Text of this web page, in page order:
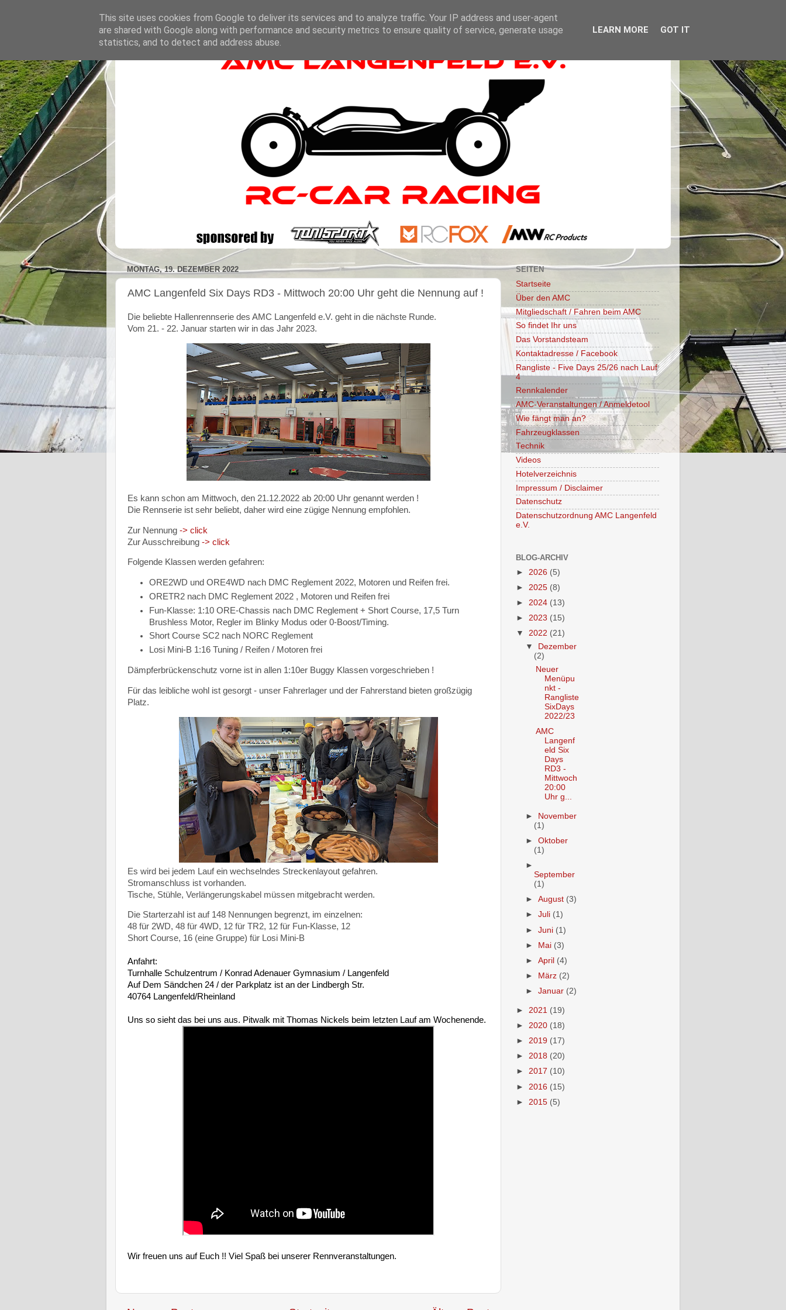
MONTAG, 19. DEZEMBER 2022
AMC Langenfeld Six Days RD3 - Mittwoch 20:00 Uhr geht die Nennung auf !
Die beliebte Hallenrennserie des AMC Langenfeld e.V. geht in die nächste Runde.
Vom 21. - 22. Januar starten wir in das Jahr 2023.
Es kann schon am Mittwoch, den 21.12.2022 ab 20:00 Uhr genannt werden !
Die Rennserie ist sehr beliebt, daher wird eine zügige Nennung empfohlen.
Zur Nennung -> click
Zur Ausschreibung -> click
Folgende Klassen werden gefahren:
ORE2WD und ORE4WD nach DMC Reglement 2022, Motoren und Reifen frei.
ORETR2 nach DMC Reglement 2022 , Motoren und Reifen frei
Fun-Klasse: 1:10 ORE-Chassis nach DMC Reglement + Short Course, 17,5 Turn
Brushless Motor, Regler im Blinky Modus oder 0-Boost/Timing.
Short Course SC2 nach NORC Reglement
Losi Mini-B 1:16 Tuning / Reifen / Motoren frei
Dämpferbrückenschutz vorne ist in allen 1:10er Buggy Klassen vorgeschrieben !
Für das leibliche wohl ist gesorgt - unser Fahrerlager und der Fahrerstand bieten großzügig
Platz.
Es wird bei jedem Lauf ein wechselndes Streckenlayout gefahren.
Stromanschluss ist vorhanden.
Tische, Stühle, Verlängerungskabel müssen mitgebracht werden.
Die Starterzahl ist auf 148 Nennungen begrenzt, im einzelnen:
48 für 2WD, 48 für 4WD, 12 für TR2, 12 für Fun-Klasse, 12
Short Course, 16 (eine Gruppe) für Losi Mini-B
Anfahrt:
Turnhalle Schulzentrum / Konrad Adenauer Gymnasium / Langenfeld
Auf Dem Sändchen 24 / der Parkplatz ist an der Lindbergh Str.
40764 Langenfeld/Rheinland
Uns so sieht das bei uns aus. Pitwalk mit Thomas Nickels beim letzten Lauf am Wochenende.
Wir freuen uns auf Euch !! Viel Spaß bei unserer Rennveranstaltungen.
SEITEN
Startseite
Über den AMC
Mitgliedschaft / Fahren beim AMC
So findet Ihr uns
Das Vorstandsteam
Kontaktadresse / Facebook
Rangliste - Five Days 25/26 nach Lauf
4
Rennkalender
AMC-Veranstaltungen / Anmeldetool
Wie fängt man an?
Fahrzeugklassen
Technik
Videos
Hotelverzeichnis
Impressum / Disclaimer
Datenschutz
Datenschutzordnung AMC Langenfeld
e.V.
BLOG-ARCHIV
► 2026 (5)
► 2025 (8)
► 2024 (13)
► 2023 (15)
▼ 2022 (21)
▼
Dezember
(2)
Neuer
Menüpu
nkt -
Rangliste
SixDays
2022/23
AMC
Langenf
eld Six
Days
RD3 -
Mittwoch
20:00
Uhr g...
►
November
(1)
►Oktober
(1)
►
September
(1)
►August (3)
►Juli (1)
►Juni (1)
► Mai (3)
►April (4)
►
März (2)
►Januar (2)
► 2021 (19)
► 2020 (18)
► 2019 (17)
► 2018 (20)
► 2017 (10)
► 2016 (15)
► 2015 (5)
This site uses cookies from Google to deliver its services and to analyze traffic. Your IP address and user-agent
are shared with Google along with performance and security metrics to ensure quality of service, generate usage
statistics, and to detect and address abuse.
LEARN MORE GOT IT